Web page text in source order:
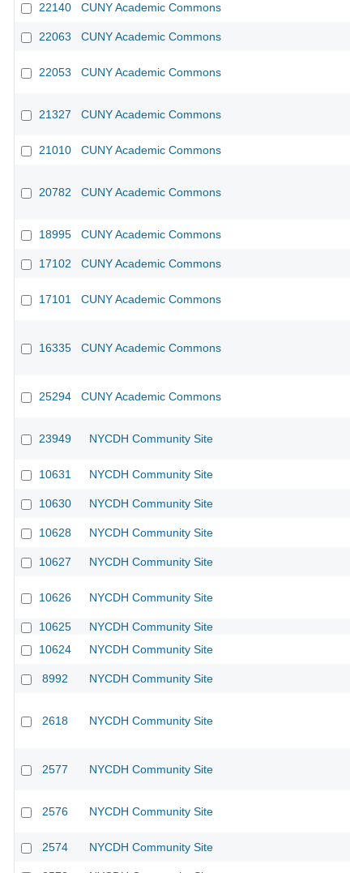
22140 CUNY Academic Commons
22063 CUNY Academic Commons
22053 CUNY Academic Commons
21327 CUNY Academic Commons
21010 CUNY Academic Commons
20782 CUNY Academic Commons
18995 CUNY Academic Commons
17102 CUNY Academic Commons
17101 CUNY Academic Commons
16335 CUNY Academic Commons
25294 CUNY Academic Commons
23949 NYCDH Community Site
10631 NYCDH Community Site
10630 NYCDH Community Site
10628 NYCDH Community Site
10627 NYCDH Community Site
10626 NYCDH Community Site
10625
NYCDH Community Site
10624
NYCDH Community Site
8992 NYCDH Community Site
2618 NYCDH Community Site
2577 NYCDH Community Site
2576 NYCDH Community Site
2574 NYCDH Community Site